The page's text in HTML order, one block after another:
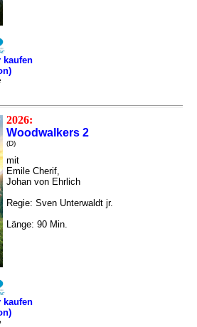
kaufen
2026:
Woodwalkers 2
(D)
mit
Emile Cherif,
Johan von Ehrlich
Regie: Sven Unterwaldt jr.
Länge: 90 Min.
kaufen